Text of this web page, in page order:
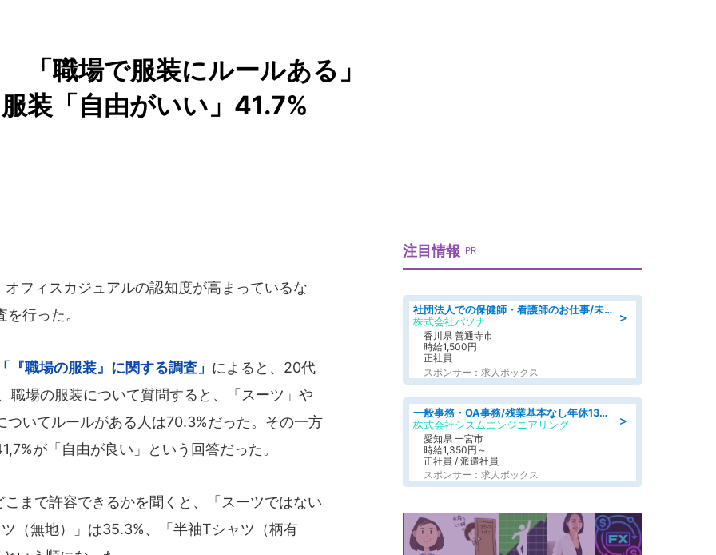
職場で服装にルールある」
装「自由がいい」41.7%
フィスカジュアルの認知度が高まっているな
行った。
『職場の服装』に関する調査」 によると、20代
職場の服装について質問すると、「スーツ」や
いてルールがある人は70.3%だった。その一方
が「自由が良い」という回答だった。
まで許容できるかを聞くと、「スーツではない
（無地）」は35.3%、「半袖Tシャツ（柄有
注目情報 PR
＞
社団法人での保健師・看護師のお仕事/未経験OK/要資格:普通免許、保健師、正看護師
株式会社パソナ
香川県 善通寺市
時給1,500円
正社員
スポンサー：求人ボックス
＞
一般事務・OA事務/残業基本なし年休130日社保完備の一般・調達事務
株式会社シスムエンジニアリング
愛知県 一宮市
時給1,350円～
正社員 / 派遣社員
スポンサー：求人ボックス